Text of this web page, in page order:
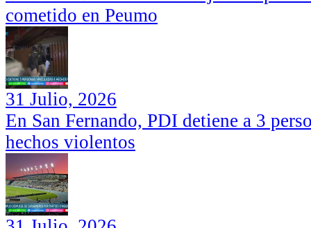
cometido en Peumo
31 Julio, 2026
En San Fernando, PDI detiene a 3
hechos violentos